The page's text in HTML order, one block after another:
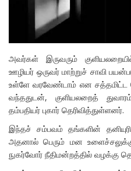
அவர்கள் இருவரும்
ஊழியர் ஒருவர் மாற்றுச் சாவி
உள்ளே வரவேண்டாம் என
வந்ததுடன், குளியலறைத்
தம்பதியர் புகார் தெரிவித்துள்ளனர்.
இந்தச் சம்பவம் தங்களின்
அதனால் பெரும் மன
நுகர்வோர் நீதிமன்றத்தில் வழக்கு